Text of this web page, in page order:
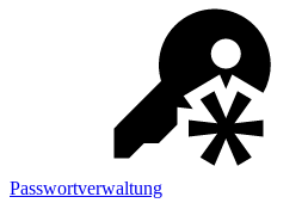
Passwortverwaltung